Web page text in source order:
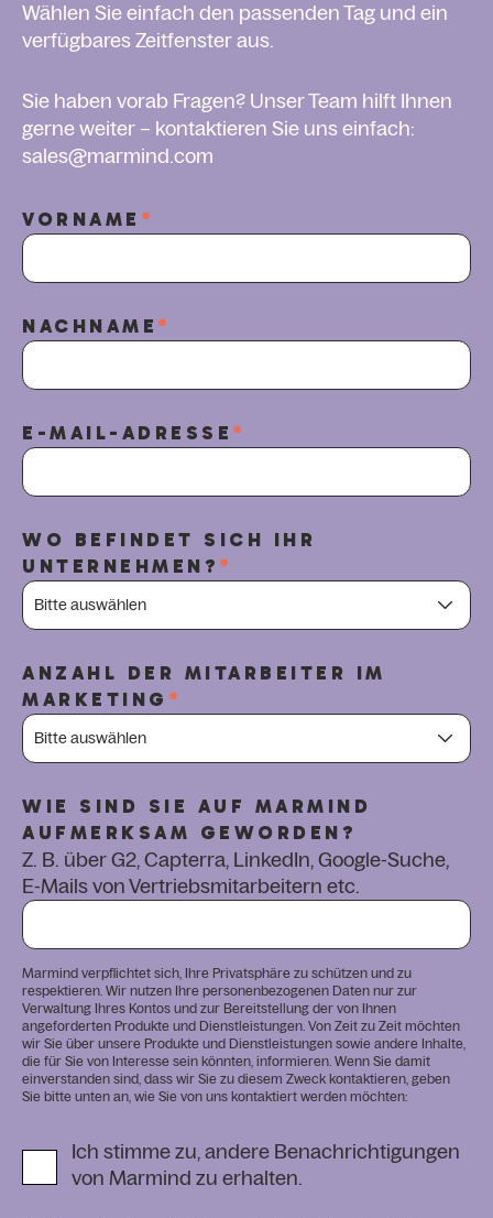
Wählen Sie einfach den passenden Tag und ein
verfügbares Zeitfenster aus.
Sie haben vorab Fragen? Unser Team hilft Ihnen
gerne weiter – kontaktieren Sie uns einfach:
sales@marmind.com
VORNAME *
NACHNAME *
E-MAIL-ADRESSE *
WO BEFINDET SICH IHR
UNTERNEHMEN? *
ANZAHL DER MITARBEITER IM
MARKETING *
WIE SIND SIE AUF MARMIND
AUFMERKSAM GEWORDEN?
Z. B. über G2, Capterra, LinkedIn, Google-Suche,
E-Mails von Vertriebsmitarbeitern etc.
Marmind verpflichtet sich, Ihre Privatsphäre zu schützen und zu
respektieren. Wir nutzen Ihre personenbezogenen Daten nur zur
Verwaltung Ihres Kontos und zur Bereitstellung der von Ihnen
angeforderten Produkte und Dienstleistungen. Von Zeit zu Zeit möchten
wir Sie über unsere Produkte und Dienstleistungen sowie andere Inhalte,
die für Sie von Interesse sein könnten, informieren. Wenn Sie damit
einverstanden sind, dass wir Sie zu diesem Zweck kontaktieren, geben
Sie bitte unten an, wie Sie von uns kontaktiert werden möchten:
Ich stimme zu, andere Benachrichtigungen
von Marmind zu erhalten.